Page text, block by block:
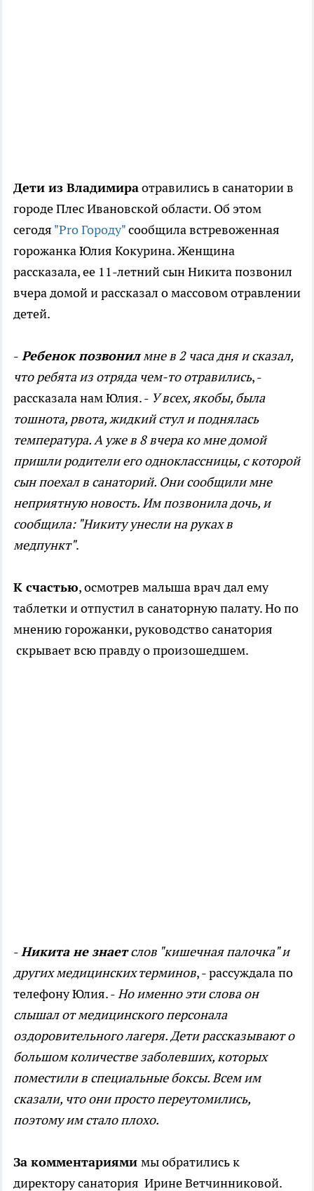
Дети из Владимираотравились в санатории в
городе Плес Ивановской области. Об этом
сегодя "Pro Городу"сообщила встревоженная
горожанка Юлия Кокурина. Женщина
рассказала, ее 11-летний сын Никита позвонил
вчера домой и рассказал о массовом отравлении
детей.
- Ребенок позвонилмне в 2 часа дня и сказал,
что ребята из отряда чем-то отравились, -
рассказала нам Юлия. - У всех, якобы, была
тошнота, рвота, жидкий стул и поднялась
температура. А уже в 8 вчера ко мне домой
пришли родители его одноклассницы, с которой
сын поехал в санаторий. Они сообщили мне
неприятную новость. Им позвонила дочь, и
сообщила: "Никиту унесли на руках в
медпункт".
К счастью, осмотрев малыша врач дал ему
таблетки и отпустил в санаторную палату. Но по
мнению горожанки, руководство санатория
скрывает всю правду о произошедшем.
-Никита не знаетслов "кишечная палочка" и
других медицинских терминов, - рассуждала по
телефону Юлия. -Но именно эти слова он
слышал от медицинского персонала
оздоровительного лагеря. Дети рассказывают о
большом количестве заболевших, которых
поместили в специальные боксы. Всем им
сказали, что они просто переутомились,
поэтому им стало плохо.
За комментариями мы обратились к
директору санатория Ирине Ветчинниковой.